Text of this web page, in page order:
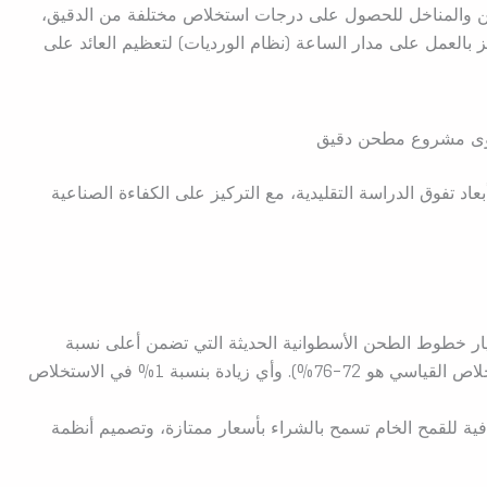
والمناخل للحصول على درجات استخلاص مختلفة من الدقيق،
بالعمل على مدار الساعة (نظام الورديات) لتعظيم العائد على
مشروع مطحن دقيق
الدراسة التقليدية، مع التركيز على الكفاءة الصناعية
خطوط الطحن الأسطوانية الحديثة التي تضمن أعلى نسبة
استخلاص ممكنة للدقيق من الحبة (الاستخلاص القياسي هو 72-76%). وأي زيادة بنسبة 1% في الاستخلاص
للقمح الخام تسمح بالشراء بأسعار ممتازة، وتصميم أنظمة